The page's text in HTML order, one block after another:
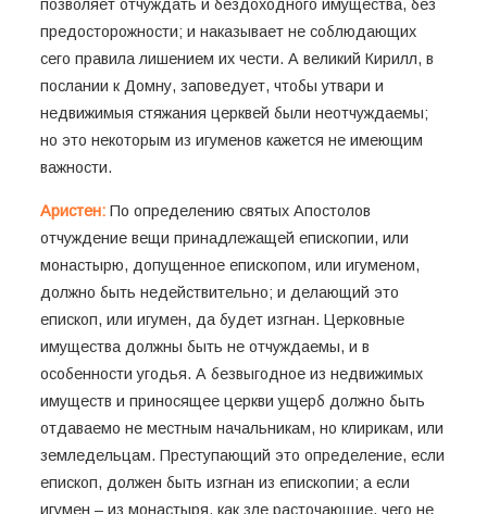
позволяет отчуждать и бездоходного имущества, без
предосторожности; и наказывает не соблюдающих
сего правила лишением их чести. А великий Кирилл, в
послании к Домну, заповедует, чтобы утвари и
недвижимыя стяжания церквей были неотчуждаемы;
но это некоторым из игуменов кажется не имеющим
важности.
Аристен:По определению святых Апостолов
отчуждение вещи принадлежащей епископии, или
монастырю, допущенное епископом, или игуменом,
должно быть недействительно; и делающий это
епископ, или игумен, да будет изгнан. Церковные
имущества должны быть не отчуждаемы, и в
особенности угодья. А безвыгодное из недвижимых
имуществ и приносящее церкви ущерб должно быть
отдаваемо не местным начальникам, но клирикам, или
земледельцам. Преступающий это определение, если
епископ, должен быть изгнан из епископии; а если
игумен – из монастыря, как зле расточающие, чего не